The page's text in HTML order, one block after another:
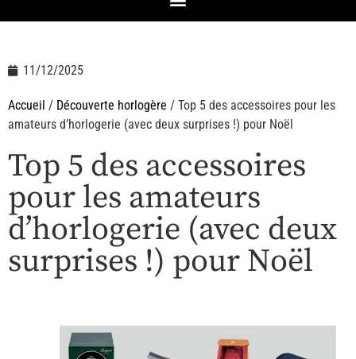
11/12/2025
Accueil / Découverte horlogère / Top 5 des accessoires pour les
amateurs d’horlogerie (avec deux surprises !) pour Noël
Top 5 des accessoires
pour les amateurs
d’horlogerie (avec deux
surprises !) pour Noël